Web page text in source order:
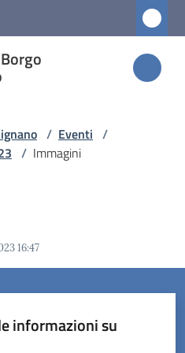
/ Eventi /
/ Immagini
16:47
informazioni su